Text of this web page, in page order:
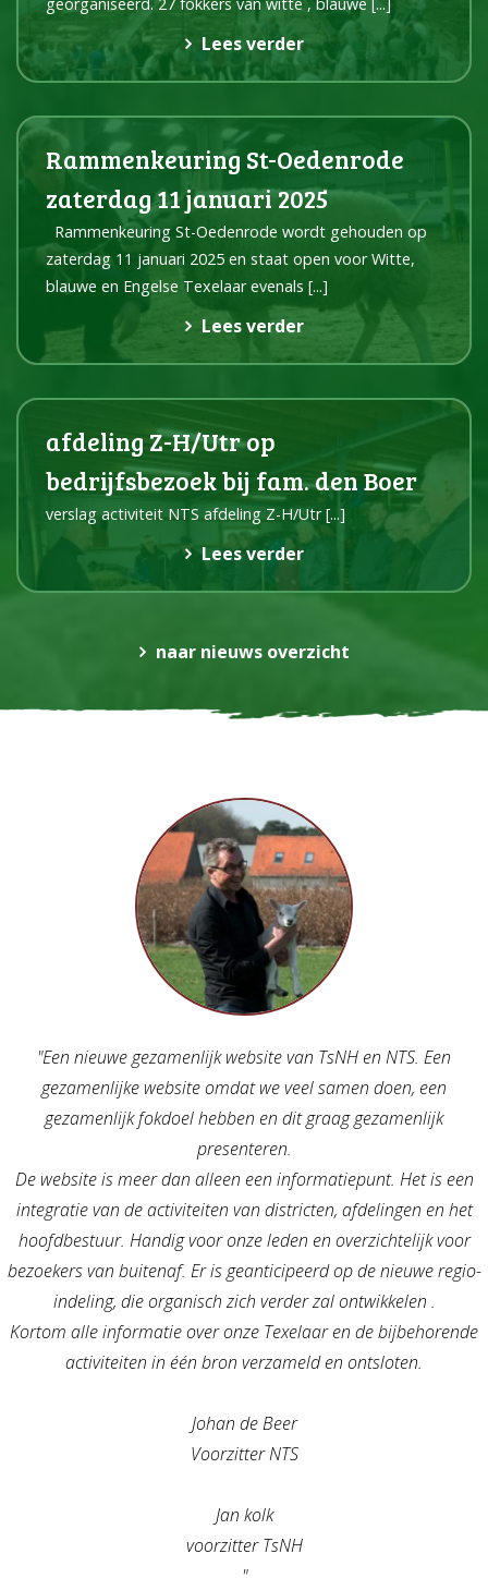
Lees verder
Rammenkeuring St-Oedenrode
zaterdag 11 januari 2025
Rammenkeuring St-Oedenrode wordt gehouden op
zaterdag 11 januari 2025 en staat open voor Witte,
blauwe en Engelse Texelaar evenals [...]
Lees verder
afdeling Z-H/Utr op
bedrijfsbezoek bij fam. den Boer
verslag activiteit NTS afdeling Z-H/Utr[...]
Lees verder
naar nieuws overzicht
Een nieuwe gezamenlijk website van TsNH en NTS. Een
gezamenlijke website omdat we veel samen doen, een
gezamenlijk fokdoel hebben en dit graag gezamenlijk
presenteren.
De website is meer dan alleen een informatiepunt. Het is een
integratie van de activiteiten van districten, afdelingen en het
hoofdbestuur. Handig voor onze leden en overzichtelijk voor
bezoekers van buitenaf. Er is geanticipeerd op de nieuwe regio-
indeling, die organisch zich verder zal ontwikkelen .
Kortom alle informatie over onze Texelaar en de bijbehorende
activiteiten in één bron verzameld en ontsloten.
Johan de Beer
Voorzitter NTS
Jan kolk
voorzitter TsNH